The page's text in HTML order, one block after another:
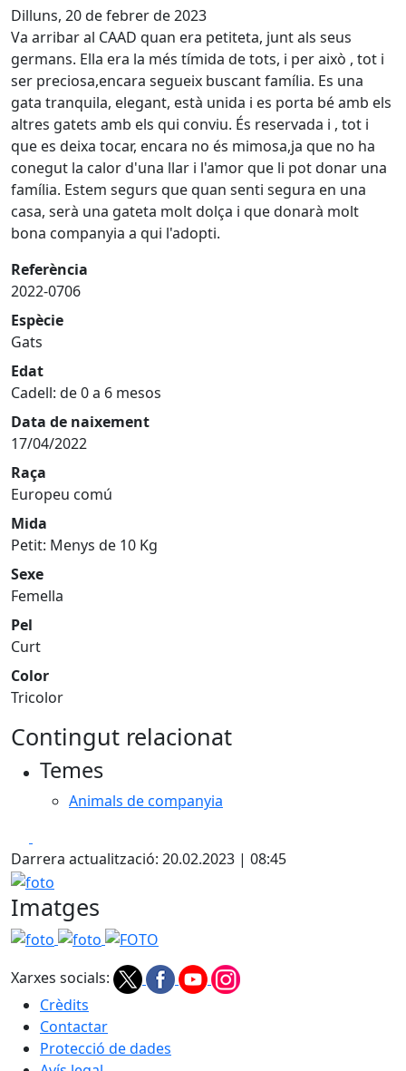
Dilluns, 20 de febrer de 2023
Va arribar al CAAD quan era petiteta, junt als seus
germans. Ella era la més tímida de tots, i per això , tot i
ser preciosa,encara segueix buscant família. Es una
gata tranquila, elegant, està unida i es porta bé amb els
altres gatets amb els qui conviu. És reservada i , tot i
que es deixa tocar, encara no és mimosa,ja que no ha
conegut la calor d'una llar i l'amor que li pot donar una
família. Estem segurs que quan senti segura en una
casa, serà una gateta molt dolça i que donarà molt
bona companyia a qui l'adopti.
Referència
2022-0706
Espècie
Gats
Edat
Cadell: de 0 a 6 mesos
Data de naixement
17/04/2022
Raça
Europeu comú
Mida
Petit: Menys de 10 Kg
Sexe
Femella
Pel
Curt
Color
Tricolor
Contingut relacionat
Temes
Animals de companyia
Darrera actualització: 20.02.2023 | 08:45
foto
Imatges
foto foto FOTO
Xarxes socials:
Crèdits
Contactar
Protecció de dades